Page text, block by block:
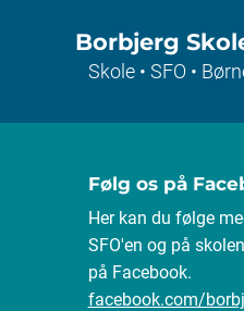
Borbjerg
Skole • SFO •
Følg os på
Her kan du følge
SFO'en og på
på Facebook.
facebook.com/